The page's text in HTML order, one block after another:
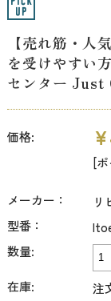
【売れ筋・
を受けやすい
センター
価格:
[
メーカー：
リ
型番：
数量:
在庫:
注